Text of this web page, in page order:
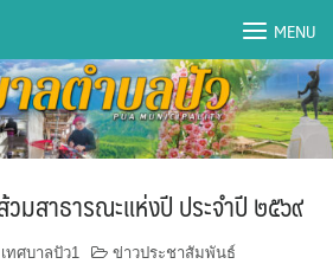
MENU
มสาธารณะแห่งปี ประจำปี ๒๕๖๙
เทศบาลปัว1 ข่าวประชาสัมพันธ์